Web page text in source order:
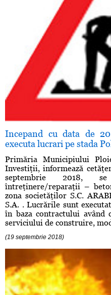
Incepand cu data de
executa lucrari pe stada
Primăria Municipiului
Investiţii, informează
septembrie 2018,
întreţinere/reparaţii –
zona societăţilor S.C.
S.A. . Lucrările sunt
în baza contractului având
serviciului de construire,
(19 septembrie 2018)